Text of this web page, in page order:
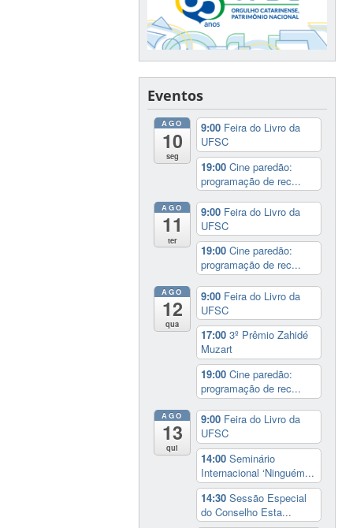
Eventos
AGO
10
seg
9:00 Feira do Livro da
UFSC
19:00Cine paredão:
programação de rec...
AGO
11
ter
9:00 Feira do Livro da
UFSC
19:00Cine paredão:
programação de rec...
AGO
12
qua
9:00 Feira do Livro da
UFSC
17:003º Prêmio Zahidé
Muzart
19:00Cine paredão:
programação de rec...
AGO
13
qui
9:00 Feira do Livro da
UFSC
14:00Seminário
Internacional ‘Ninguém...
14:30Sessão Especial
do Conselho Esta...